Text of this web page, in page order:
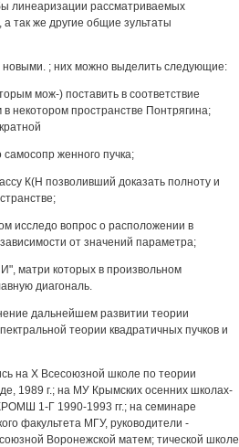
линеаризации рассматриваемых
так же другие общие зультаты
; них можно выделить следующие:
мож-) поставить в соответствие
некотором пространстве Понтрягина;
женного пучка;
К(Н позволивший доказать полноту и
исследо вопрос о расположении в
от значений параметра;
матри которых в произвольном
диагональ.
дальнейшем развитии теории
теории квадратичных пучков и
на X Всесоюзной школе по теории
1989 г.; на МУ Крымских осенних школах-
1-Г 1990-1993 гг.; на семинаре
факультета МГУ, руководители -
Воронежской матем; тической школе